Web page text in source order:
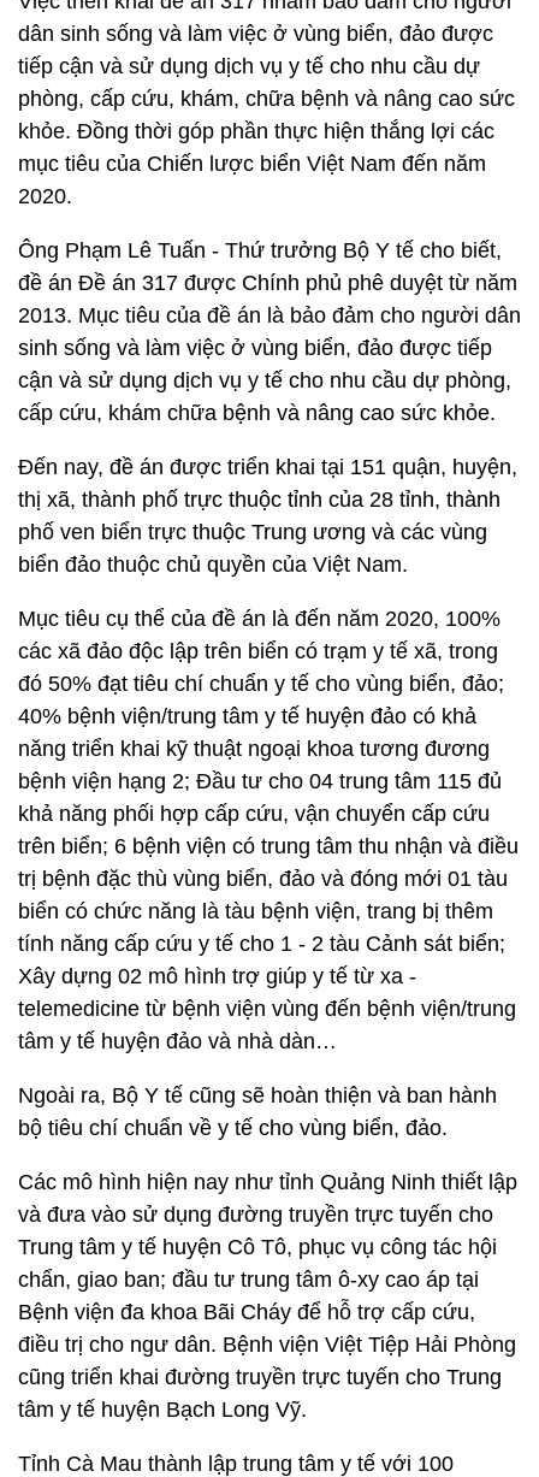
dân sinh sống và làm việc ở vùng biển, đảo được
tiếp cận và sử dụng dịch vụ y tế cho nhu cầu dự
phòng, cấp cứu, khám, chữa bệnh và nâng cao sức
khỏe. Đồng thời góp phần thực hiện thắng lợi các
mục tiêu của Chiến lược biển Việt Nam đến năm
2020.
Ông Phạm Lê Tuấn - Thứ trưởng Bộ Y tế cho biết,
đề án Đề án 317 được Chính phủ phê duyệt từ năm
2013. Mục tiêu của đề án là bảo đảm cho người dân
sinh sống và làm việc ở vùng biển, đảo được tiếp
cận và sử dụng dịch vụ y tế cho nhu cầu dự phòng,
cấp cứu, khám chữa bệnh và nâng cao sức khỏe.
Đến nay, đề án được triển khai tại 151 quận, huyện,
thị xã, thành phố trực thuộc tỉnh của 28 tỉnh, thành
phố ven biển trực thuộc Trung ương và các vùng
biển đảo thuộc chủ quyền của Việt Nam.
Mục tiêu cụ thể của đề án là đến năm 2020, 100%
các xã đảo độc lập trên biển có trạm y tế xã, trong
đó 50% đạt tiêu chí chuẩn y tế cho vùng biển, đảo;
40% bệnh viện/trung tâm y tế huyện đảo có khả
năng triển khai kỹ thuật ngoại khoa tương đương
bệnh viện hạng 2; Đầu tư cho 04 trung tâm 115 đủ
khả năng phối hợp cấp cứu, vận chuyển cấp cứu
trên biển; 6 bệnh viện có trung tâm thu nhận và điều
trị bệnh đặc thù vùng biển, đảo và đóng mới 01 tàu
biển có chức năng là tàu bệnh viện, trang bị thêm
tính năng cấp cứu y tế cho 1 - 2 tàu Cảnh sát biển;
Xây dựng 02 mô hình trợ giúp y tế từ xa -
telemedicine từ bệnh viện vùng đến bệnh viện/trung
tâm y tế huyện đảo và nhà dàn…
Ngoài ra, Bộ Y tế cũng sẽ hoàn thiện và ban hành
bộ tiêu chí chuẩn về y tế cho vùng biển, đảo.
Các mô hình hiện nay như tỉnh Quảng Ninh thiết lập
và đưa vào sử dụng đường truyền trực tuyến cho
Trung tâm y tế huyện Cô Tô, phục vụ công tác hội
chẩn, giao ban; đầu tư trung tâm ô-xy cao áp tại
Bệnh viện đa khoa Bãi Cháy để hỗ trợ cấp cứu,
điều trị cho ngư dân. Bệnh viện Việt Tiệp Hải Phòng
cũng triển khai đường truyền trực tuyến cho Trung
tâm y tế huyện Bạch Long Vỹ.
Tỉnh Cà Mau thành lập trung tâm y tế với 100